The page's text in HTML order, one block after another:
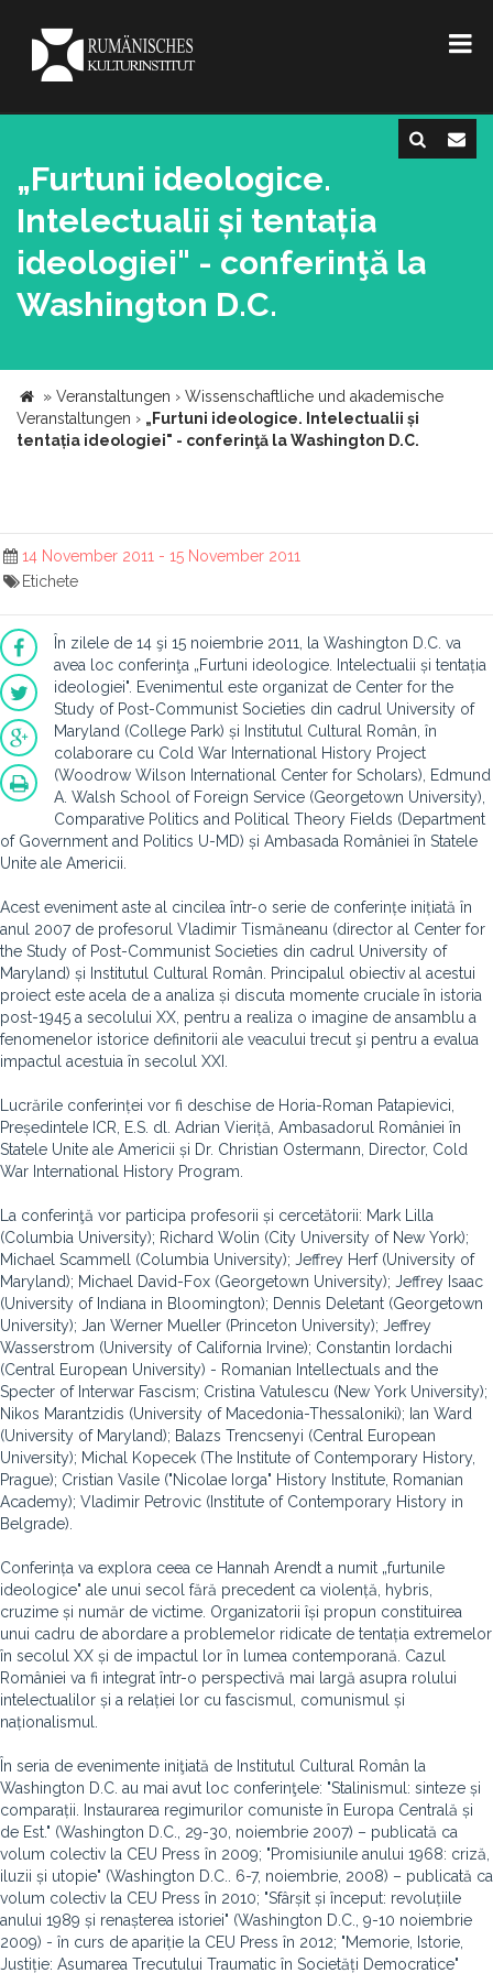
„Furtuni ideologice.
Intelectualii și tentația
ideologiei" - conferinţă la
Washington D.C.
» Veranstaltungen › Wissenschaftliche und akademische
Veranstaltungen › „Furtuni ideologice. Intelectualii și
tentația ideologiei" - conferinţă la Washington D.C.
14 November 2011 - 15 November 2011
Etichete
În zilele de 14 şi 15 noiembrie 2011, la Washington D.C. va
avea loc conferinţa „Furtuni ideologice. Intelectualii și tentația
ideologiei". Evenimentul este organizat de Center for the
Study of Post-Communist Societies din cadrul University of
Maryland (College Park) și Institutul Cultural Român, în
colaborare cu Cold War International History Project
(Woodrow Wilson International Center for Scholars), Edmund
A. Walsh School of Foreign Service (Georgetown University),
Comparative Politics and Political Theory Fields (Department
of Government and Politics U-MD) și Ambasada României în Statele
Unite ale Americii.
Acest eveniment aste al cincilea într-o serie de conferințe inițiată în
anul 2007 de profesorul Vladimir Tismăneanu (director al Center for
the Study of Post-Communist Societies din cadrul University of
Maryland) și Institutul Cultural Român. Principalul obiectiv al acestui
proiect este acela de a analiza și discuta momente cruciale în istoria
post-1945 a secolului XX, pentru a realiza o imagine de ansamblu a
fenomenelor istorice definitorii ale veacului trecut şi pentru a evalua
impactul acestuia în secolul XXI.
Lucrările conferinței vor fi deschise de Horia-Roman Patapievici,
Președintele ICR, E.S. dl. Adrian Vieriță, Ambasadorul României în
Statele Unite ale Americii și Dr. Christian Ostermann, Director, Cold
War International History Program.
La conferinţă vor participa profesorii și cercetătorii: Mark Lilla
(Columbia University); Richard Wolin (City University of New York);
Michael Scammell (Columbia University); Jeffrey Herf (University of
Maryland); Michael David-Fox (Georgetown University); Jeffrey Isaac
(University of Indiana in Bloomington); Dennis Deletant (Georgetown
University); Jan Werner Mueller (Princeton University); Jeffrey
Wasserstrom (University of California Irvine); Constantin Iordachi
(Central European University) - Romanian Intellectuals and the
Specter of Interwar Fascism; Cristina Vatulescu (New York University);
Nikos Marantzidis (University of Macedonia-Thessaloniki); Ian Ward
(University of Maryland); Balazs Trencsenyi (Central European
University); Michal Kopecek (The Institute of Contemporary History,
Prague); Cristian Vasile ("Nicolae Iorga" History Institute, Romanian
Academy); Vladimir Petrovic (Institute of Contemporary History in
Belgrade).
Conferința va explora ceea ce Hannah Arendt a numit „furtunile
ideologice" ale unui secol fără precedent ca violență, hybris,
cruzime și număr de victime. Organizatorii își propun constituirea
unui cadru de abordare a problemelor ridicate de tentația extremelor
în secolul XX și de impactul lor în lumea contemporană. Cazul
României va fi integrat într-o perspectivă mai largă asupra rolului
intelectualilor și a relației lor cu fascismul, comunismul și
naționalismul.
În seria de evenimente iniţiată de Institutul Cultural Român la
Washington D.C. au mai avut loc conferinţele: "Stalinismul: sinteze și
comparații. Instaurarea regimurilor comuniste în Europa Centrală și
de Est." (Washington D.C., 29-30, noiembrie 2007) – publicată ca
volum colectiv la CEU Press în 2009; "Promisiunile anului 1968: criză,
iluzii și utopie" (Washington D.C.. 6-7, noiembrie, 2008) – publicată ca
volum colectiv la CEU Press în 2010; "Sfârșit și început: revoluțiile
anului 1989 și renașterea istoriei" (Washington D.C., 9-10 noiembrie
2009) - în curs de apariție la CEU Press în 2012; "Memorie, Istorie,
Justiție: Asumarea Trecutului Traumatic în Societăți Democratice"